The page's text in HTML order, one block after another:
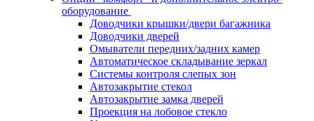
оборудование
Доводчики крышки/двери багажника
Доводчики дверей
Омыватели передних/задних камер
Автоматическое складывание зеркал
Системы контроля слепых зон
Автозакрытие стекол
Автозакрытие замка дверей
Проекция на лобовое стекло